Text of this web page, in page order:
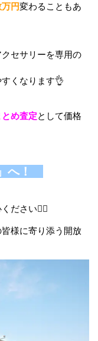
円変わることもあ
セサリーを専用の
くなります👌
とめ査定として価格
へ！
ださい🙆‍♀️
様に寄り添う開放